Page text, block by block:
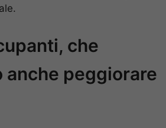
che
anche peggiorare